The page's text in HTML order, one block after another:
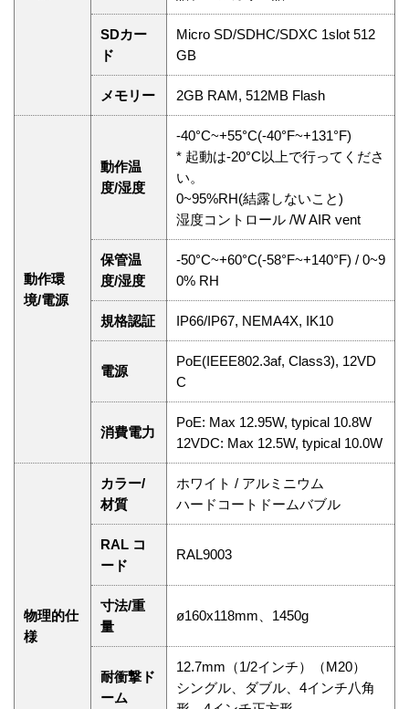
SDカー
ド
Micro SD/SDHC/SDXC 1slot 512
GB
メモリー 2GB RAM, 512MB Flash
動作環
境/電源
動作温
度/湿度
-40°C~+55°C(-40°F~+131°F)
* 起動は-20°C以上で行ってくださ
い。
0~95%RH(結露しないこと)
湿度コントロール /W AIR vent
保管温
度/湿度
-50°C~+60°C(-58°F~+140°F) / 0~9
0% RH
規格認証 IP66/IP67, NEMA4X, IK10
電源
PoE(IEEE802.3af, Class3), 12VD
C
消費電力
PoE: Max 12.95W, typical 10.8W
12VDC: Max 12.5W, typical 10.0W
物理的仕
様
カラー/
材質
ホワイト / アルミニウム
ハードコートドームバブル
RAL コ
ード
RAL9003
寸法/重
量
ø160x118mm、1450g
耐衝撃ド
ーム
12.7mm（1/2インチ）（M20）
シングル、ダブル、4インチ八角